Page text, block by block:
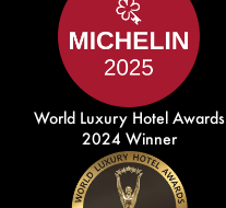
World Luxury Hotel Awards
2024 Winner